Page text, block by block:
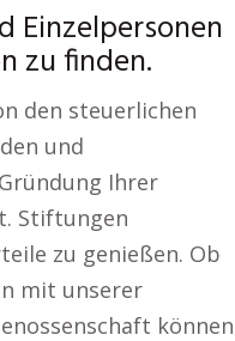
Einzelpersonen
zu finden.
den steuerlichen
und
Ihrer
Stiftungen
zu genießen. Ob
mit unserer
können